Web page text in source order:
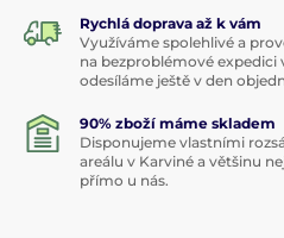
Rychlá doprava až k vám
Využíváme spolehlivé a
na bezproblémové expedici
odesíláme ještě v den
90% zboží máme skladem
Disponujeme vlastními
areálu v Karviné a většinu
přímo u nás.